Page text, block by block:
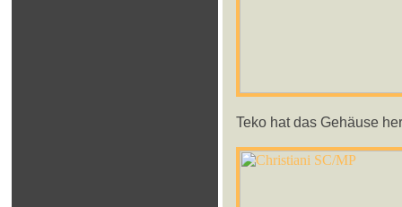
Teko hat das Gehäuse